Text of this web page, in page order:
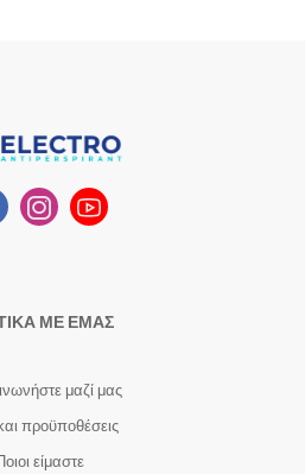
ΜΕ ΕΜΑΣ
μαζί μας
προϋποθέσεις
είμαστε